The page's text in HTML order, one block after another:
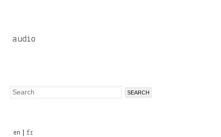
audio
Search
en fr